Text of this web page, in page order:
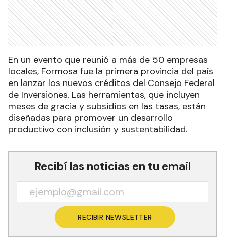
En un evento que reunió a más de 50 empresas
locales, Formosa fue la primera provincia del país
en lanzar los nuevos créditos del Consejo Federal
de Inversiones. Las herramientas, que incluyen
meses de gracia y subsidios en las tasas, están
diseñadas para promover un desarrollo
productivo con inclusión y sustentabilidad.
Recibí las noticias en tu email
RECIBIR NEWSLETTER